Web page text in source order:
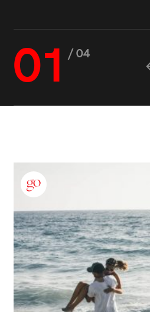
01 / 04